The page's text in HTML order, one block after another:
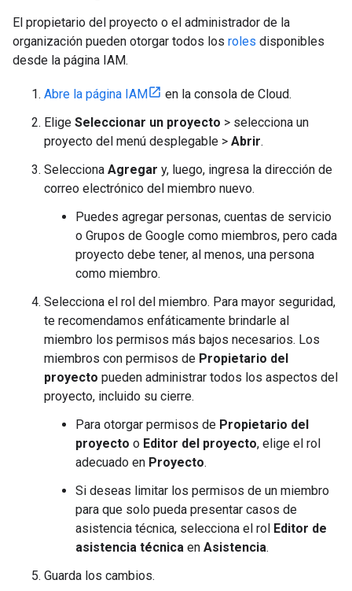
El propietario del proyecto o el administrador de la
organización pueden otorgar todos los roles disponibles
desde la página IAM.
Abre la página IAM
en la consola de Cloud.
Elige Seleccionar un proyecto > selecciona un
proyecto del menú desplegable > Abrir.
Selecciona Agregar y, luego, ingresa la dirección de
correo electrónico del miembro nuevo.
Puedes agregar personas, cuentas de servicio
o Grupos de Google como miembros, pero cada
proyecto debe tener, al menos, una persona
como miembro.
Selecciona el rol del miembro. Para mayor seguridad,
te recomendamos enfáticamente brindarle al
miembro los permisos más bajos necesarios. Los
miembros con permisos de Propietario del
proyecto pueden administrar todos los aspectos del
proyecto, incluido su cierre.
Para otorgar permisos de Propietario del
proyecto o Editor del proyecto, elige el rol
adecuado en Proyecto.
Si deseas limitar los permisos de un miembro
para que solo pueda presentar casos de
asistencia técnica, selecciona el rol Editor de
asistencia técnica en Asistencia.
Guarda los cambios.